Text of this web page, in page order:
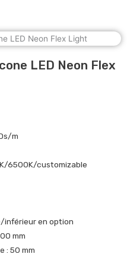
LED Neon Flex
m
6500K/customizable
inférieur en option
mm
: 50 mm